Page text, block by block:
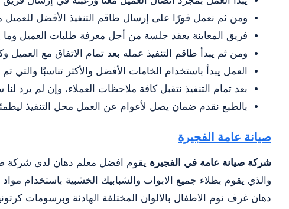
ومن ثم نعمل فورًا على إرسال طاقم التنفيذ الأفضل للعميل
فريق المعاينة يعقد جلسة من أجل معرفة طلبات العميل وما
ومن ثم يبدأ طاقم التنفيذ عمله بعد تمام الاتفاق مع
العمل يبدأ باستخدام الخامات الأفضل والأكثر تناسبًا والتي تم
بعد تمام التنفيذ نتقبل كافة ملاحظات العملاء، وإن لم يرد
بالطبع نقدم ضمان يصل لأعوام عن العمل محل التنفيذ
صيانة عامة الفجيرة
شركة صيانة عامة في الفجيرة يقوم افضل معلم دهان لدى شركة
والذي يقوم بطلاء جميع الابواب والشبابيك الخشبية باستخدام